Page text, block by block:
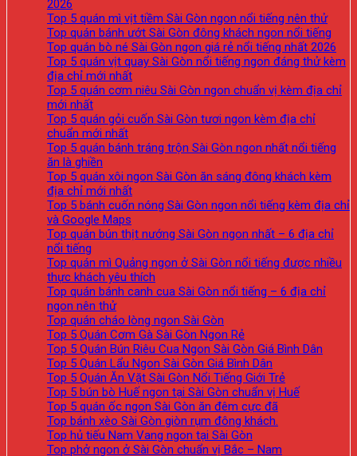
2026
Top 5 quán mì vịt tiềm Sài Gòn ngon nổi tiếng nên thử
Top quán bánh ướt Sài Gòn đông khách ngon nổi tiếng
Top quán bò né Sài Gòn ngon giá rẻ nổi tiếng nhất 2026
Top 5 quán vịt quay Sài Gòn nổi tiếng ngon đáng thử kèm
địa chỉ mới nhất
Top 5 quán cơm niêu Sài Gòn ngon chuẩn vị kèm địa chỉ
mới nhất
Top 5 quán gỏi cuốn Sài Gòn tươi ngon kèm địa chỉ
chuẩn mới nhất
Top 5 quán bánh tráng trộn Sài Gòn ngon nhất nổi tiếng
ăn là ghiền
Top 5 quán xôi ngon Sài Gòn ăn sáng đông khách kèm
địa chỉ mới nhất
Top 5 bánh cuốn nóng Sài Gòn ngon nổi tiếng kèm địa chỉ
và Google Maps
Top quán bún thịt nướng Sài Gòn ngon nhất – 6 địa chỉ
nổi tiếng
Top quán mì Quảng ngon ở Sài Gòn nổi tiếng được nhiều
thực khách yêu thích
Top quán bánh canh cua Sài Gòn nổi tiếng – 6 địa chỉ
ngon nên thử
Top quán cháo lòng ngon Sài Gòn
Top 5 Quán Cơm Gà Sài Gòn Ngon Rẻ
Top 5 Quán Bún Riêu Cua Ngon Sài Gòn Giá Bình Dân
Top 5 Quán Lẩu Ngon Sài Gòn Giá Bình Dân
Top 5 Quán Ăn Vặt Sài Gòn Nổi Tiếng Giới Trẻ
Top 5 bún bò Huế ngon tại Sài Gòn chuẩn vị Huế
Top 5 quán ốc ngon Sài Gòn ăn đêm cực đã
Top bánh xèo Sài Gòn giòn rụm đông khách.
Top hủ tiếu Nam Vang ngon tại Sài Gòn
Top phở ngon ở Sài Gòn chuẩn vị Bắc – Nam